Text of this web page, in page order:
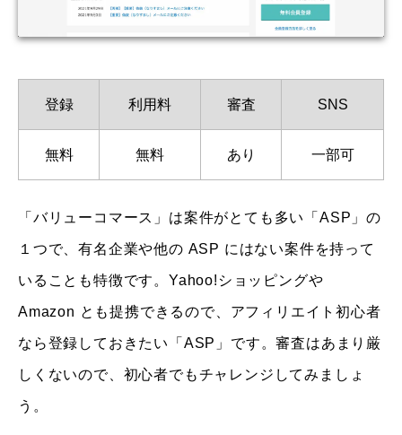
登録 利用料 審査 SNS
無料 無料 あり 一部可
「バリューコマース」は案件がとても多い「ASP」の
１つで、有名企業や他の ASP にはない案件を持って
いることも特徴です。Yahoo!ショッピングや
Amazon とも提携できるので、アフィリエイト初心者
なら登録しておきたい「ASP」です。審査はあまり厳
しくないので、初心者でもチャレンジしてみましょ
う。